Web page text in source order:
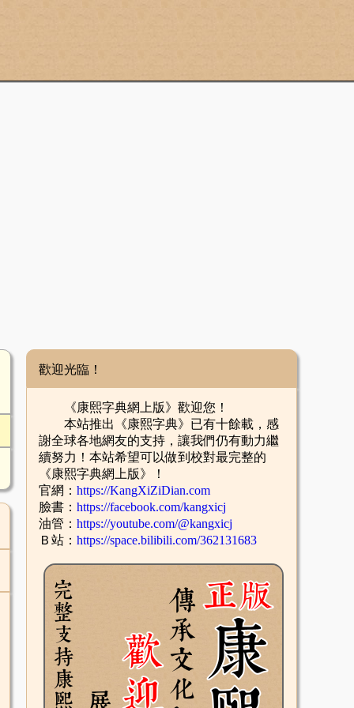
歡迎光臨！
《康熙字典網上版》歡迎您！
本站推出《康熙字典》已有十餘載，感
謝全球各地網友的支持，讓我們仍有動力繼
續努力！本站希望可以做到校對最完整的
《康熙字典網上版》！
官網： https://KangXiZiDian.com
臉書： https://facebook.com/kangxicj
油管： https://youtube.com/@kangxicj
Ｂ站： https://space.bilibili.com/362131683